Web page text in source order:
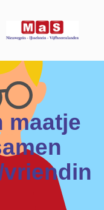
maatje